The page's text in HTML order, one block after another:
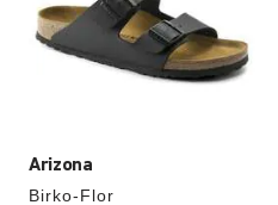
Arizona
Birko-Flor
werden
die
Produktbilder
aktualisiert.